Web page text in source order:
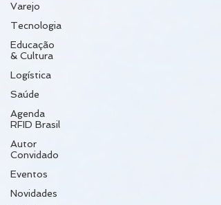
Varejo
Tecnologia
Educação
& Cultura
Logística
Saúde
Agenda
RFID Brasil
Autor
Convidado
Eventos
Novidades